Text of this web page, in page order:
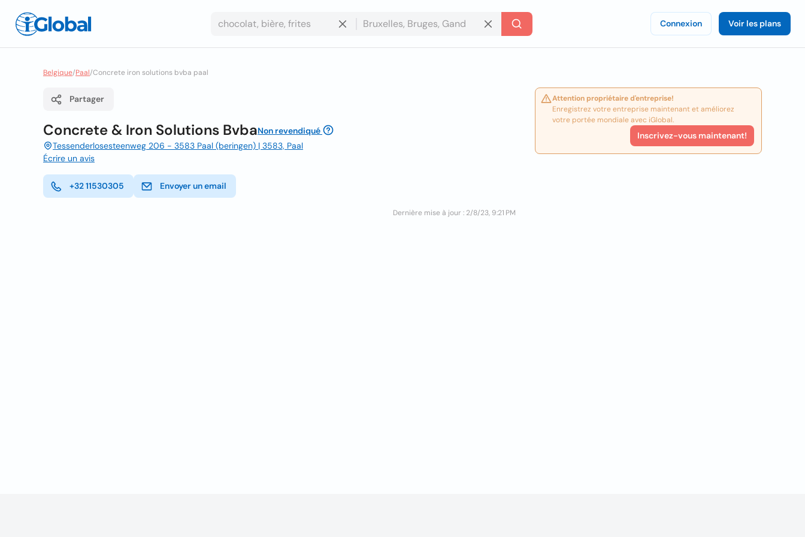
Connexion Voir les plans
Belgique/Paal/Concrete iron solutions bvba paal
Partager
Concrete & Iron Solutions BvbaNon revendiqué
Tessenderlosesteenweg 206 - 3583 Paal (beringen) | 3583, Paal
Écrire un avis
+32 11530305 Envoyer un email
Dernière mise à jour : 2/8/23, 9:21 PM
Attention propriétaire d'entreprise!
Enregistrez votre entreprise maintenant et améliorez
votre portée mondiale avec iGlobal.
Inscrivez-vous maintenant!